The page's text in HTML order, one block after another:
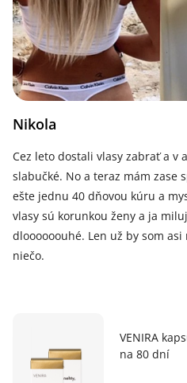
Nikola
Cez leto dostali vlasy zabrať a v
slabučké. No a teraz mám zase
ešte jednu 40 dňovou kúru a
vlasy sú korunkou ženy a ja
dloooooouhé. Len už by som
niečo.
VENIRA
na 80 dní